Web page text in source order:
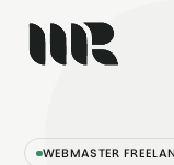
WEBMASTER